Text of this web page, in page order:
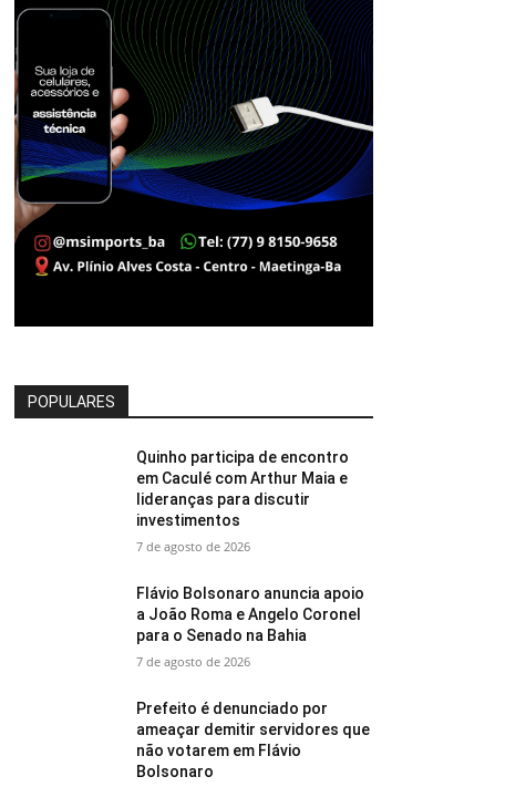
POPULARES
Quinho participa de encontro
em Caculé com Arthur Maia e
lideranças para discutir
investimentos
7 de agosto de 2026
Flávio Bolsonaro anuncia apoio
a João Roma e Angelo Coronel
para o Senado na Bahia
7 de agosto de 2026
Prefeito é denunciado por
ameaçar demitir servidores que
não votarem em Flávio
Bolsonaro